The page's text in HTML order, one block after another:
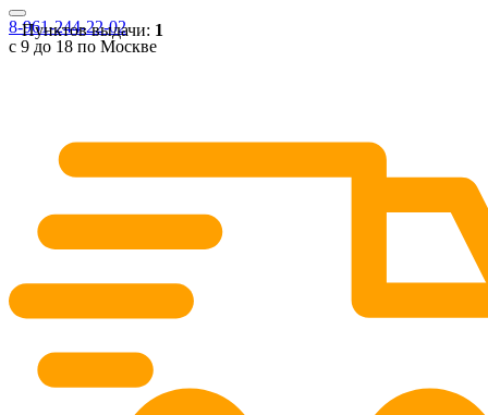
Пунктов выдачи: 1
8-961-244-22-02
с 9 до 18 по Москве